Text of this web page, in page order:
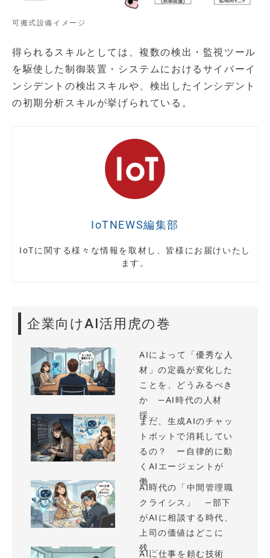
可搬式設備イメージ
得られるスキルとしては、複数の検出・監視ツール
を駆使した制御装置・システムにおけるサイバーイ
ンシデントの検出スキルや、検出したインシデント
の初期分析スキルが挙げられている。
IoTNEWS編集部
IoTに関する様々な情報を取材し、皆様にお届けいたし
ます。
企業向けAI活用虎の巻
AIによって「優秀な人
材」の定義が変化した
ことを、どうみるべき
か —AI時代の人材
採...
まだ、生成AIのチャッ
トボットで消耗してい
るの？ ー自律的に動
くAIエージェントが
働...
AI時代の「中間管理職
クライシス」 —部下
がAIに相談する時代、
上司の価値はどこに
残...
AIに仕事を頼む技術